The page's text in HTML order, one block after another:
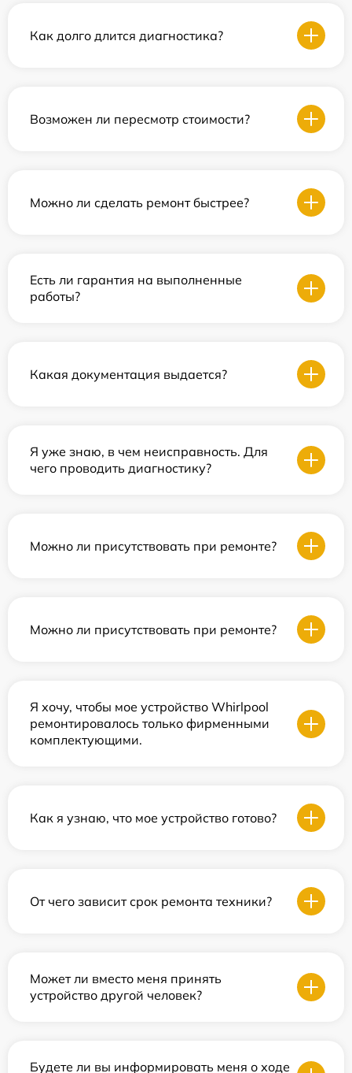
Как долго длится диагностика?
Возможен ли пересмотр стоимости?
Можно ли сделать ремонт быстрее?
Есть ли гарантия на выполненные
работы?
Какая документация выдается?
Я уже знаю, в чем неисправность. Для
чего проводить диагностику?
Можно ли присутствовать при ремонте?
Можно ли присутствовать при ремонте?
Я хочу, чтобы мое устройство Whirlpool
ремонтировалось только фирменными
комплектующими.
Как я узнаю, что мое устройство готово?
От чего зависит срок ремонта техники?
Может ли вместо меня принять
устройство другой человек?
Будете ли вы информировать меня о ходе